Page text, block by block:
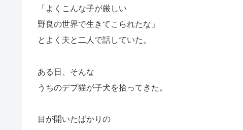
「よくこんな子が厳しい
野良の世界で生きてこられたな」
とよく夫と二人で話していた。
ある日、そんな
うちのデブ猫が子犬を拾ってきた。
目が開いたばかりの